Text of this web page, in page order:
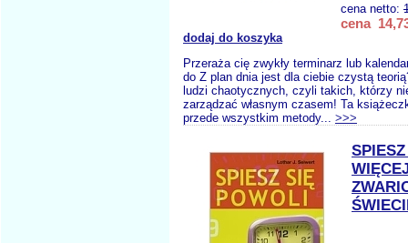
cena netto:
cena
dodaj do koszyka
Przeraża cię zwykły terminarz lub
do Z plan dnia jest dla ciebie czystą
ludzi chaotycznych, czyli takich, którzy
zarządzać własnym czasem! Ta
przede wszystkim metody... >>>